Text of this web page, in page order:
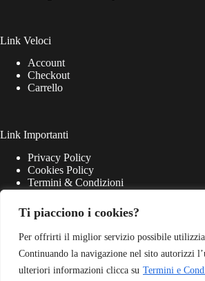
Ti piacciono i cookies?
Per offrirti il miglior servizio possibile
Continuando la navigazione nel sito autorizzi
ulteriori informazioni clicca su Termini e
Link Veloci
Account
Checkout
Carrello
Link Importanti
Privacy Policy
Cookies Policy
Termini & Condizioni